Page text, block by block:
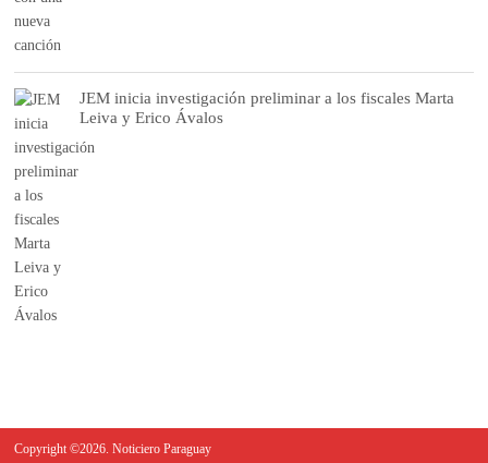
JEM inicia investigación preliminar a los fiscales Marta
Leiva y Erico Ávalos
Copyright ©2026. Noticiero Paraguay